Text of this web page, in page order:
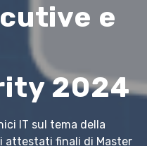
e
2024
IT sul tema della
attestati finali di Master